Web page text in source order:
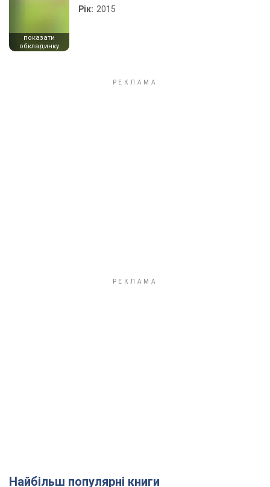
показати
обкладинку
Рік: 2015
Найбільш популярні книги